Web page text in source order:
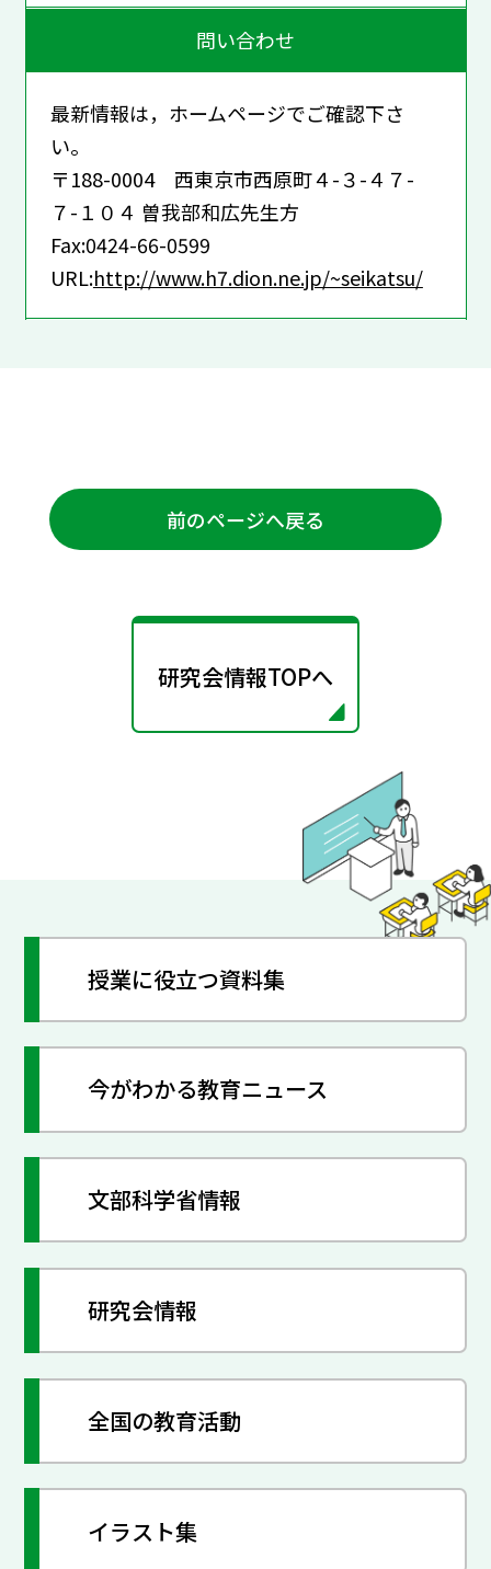
問い合わせ
最新情報は，ホームページでご確認下さ
い。
〒188-0004 西東京市西原町４-３-４７-
７-１０４ 曽我部和広先生方
Fax:0424-66-0599
URL:http://www.h7.dion.ne.jp/~seikatsu/
前のページへ戻る
研究会情報TOPへ
授業に役立つ資料集
今がわかる教育ニュース
文部科学省情報
研究会情報
全国の教育活動
イラスト集